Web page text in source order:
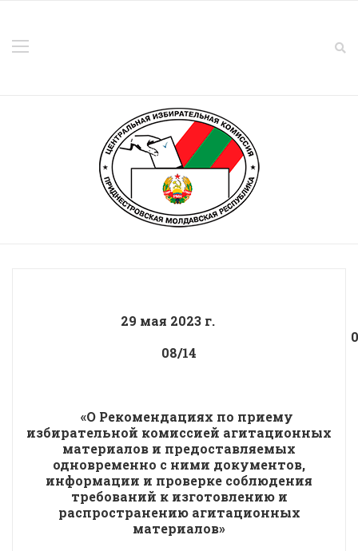
29 мая 2023 г.
08/14
«О Рекомендациях по приему
избирательной комиссией агитационных
материалов и предоставляемых
одновременно с ними документов,
информации и проверке соблюдения
требований к изготовлению и
распространению агитационных
материалов»